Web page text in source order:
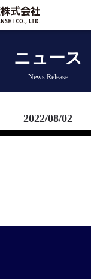
ニュース
News Release
2022/08/02